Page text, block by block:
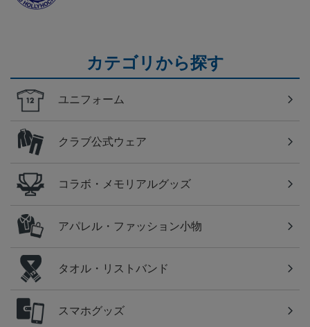
カテゴリから探す
ユニフォーム
クラブ公式ウェア
コラボ・メモリアルグッズ
アパレル・ファッション小物
タオル・リストバンド
スマホグッズ